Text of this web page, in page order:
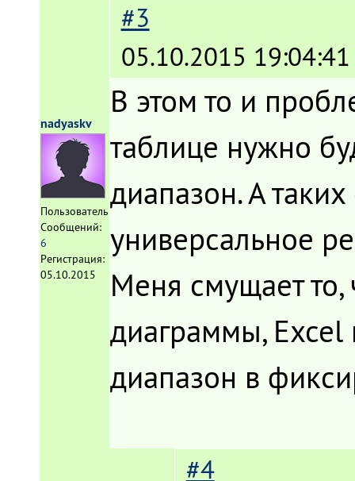
nadyaskv
Пользователь
Сообщений:
6
Регистрация:
05.10.2015
#3
05.10.2015 19:04:41
В этом то и
таблице нужно
диапазон. А
универсальное
Меня смущает то,
диаграммы, Excel
диапазон в
#4